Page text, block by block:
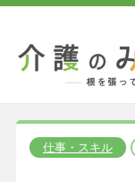
仕事・スキル